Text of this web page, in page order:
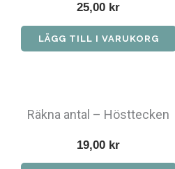
25,00 kr
LÄGG TILL I VARUKORG
Räkna antal – Hösttecken
19,00 kr